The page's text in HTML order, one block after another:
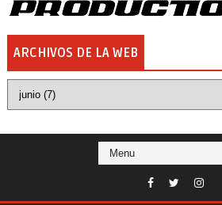
ARCHIVOS DE LA WEB